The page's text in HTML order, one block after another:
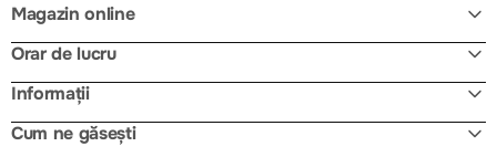
Magazin online
Orar de lucru
Informații
Cum ne găsești